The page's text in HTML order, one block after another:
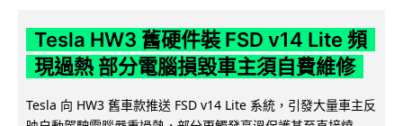
Tesla HW3 舊硬件裝 FSD v14 Lite 頻
現過熱 部分電腦損毀車主須自費維修
Tesla 向 HW3 舊車款推送 FSD v14 Lite 系統，引發大量車主反